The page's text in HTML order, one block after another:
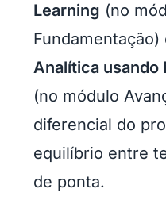
Learning (no
Fundamentação)
Analítica usando
(no módulo
diferencial do
equilíbrio entre
de ponta.